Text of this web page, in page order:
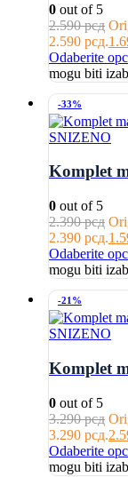
0 out of 5
2.590рсд
2.590 рсд.
Odaberite
mogu biti
-33%
SNIZENO
Komplet
0 out of 5
2.390рсд
2.390 рсд.
Odaberite
mogu biti
-21%
SNIZENO
Komplet
0 out of 5
3.290рсд
3.290 рсд.
Odaberite
mogu biti